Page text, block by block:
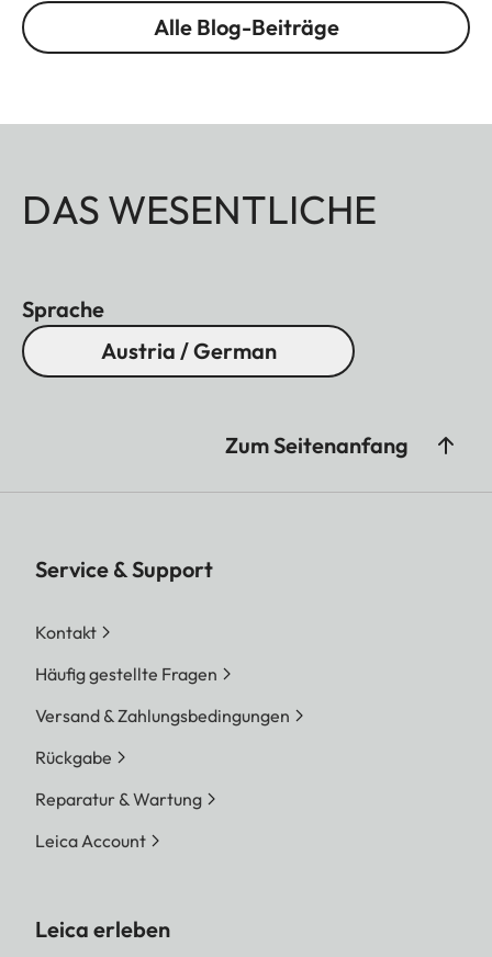
Alle Blog-Beiträge
DAS WESENTLICHE
Sprache
Austria / German
Zum Seitenanfang
Service & Support
Kontakt
Häufig gestellte Fragen
Versand & Zahlungsbedingungen
Rückgabe
Reparatur & Wartung
Leica Account
Leica erleben